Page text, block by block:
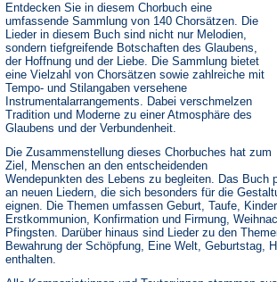
Entdecken Sie in diesem Chorbuch eine
umfassende Sammlung von 140 Chorsätzen. Die
Lieder in diesem Buch sind nicht nur Melodien,
sondern tiefgreifende Botschaften des Glaubens,
der Hoffnung und der Liebe. Die Sammlung bietet
eine Vielzahl von Chorsätzen sowie zahlreiche mit
Tempo- und Stilangaben versehene
Instrumentalarrangements. Dabei verschmelzen
Tradition und Moderne zu einer Atmosphäre des
Glaubens und der Verbundenheit.
Die Zusammenstellung dieses Chorbuches hat zum
Ziel, Menschen an den entscheidenden
Wendepunkten des Lebens zu begleiten. Das Buch
an neuen Liedern, die sich besonders für die
eignen. Die Themen umfassen Geburt, Taufe,
Erstkommunion, Konfirmation und Firmung,
Pfingsten. Darüber hinaus sind Lieder zu den
Bewahrung der Schöpfung, Eine Welt, Geburtstag,
enthalten.